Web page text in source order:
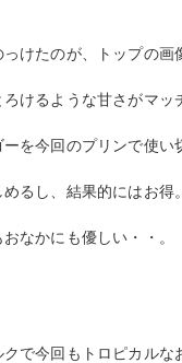
けたのが、トップの画
けるような甘さがマッ
を今回のプリンで使い
るし、結果的にはお得。
なかにも優しい・・。
で今回もトロピカルな